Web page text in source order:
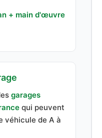
+ main d'œuvre
garages
qui peuvent
véhicule de A à